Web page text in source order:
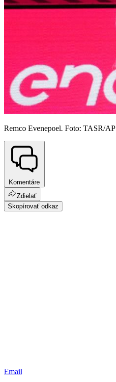
Remco Evenepoel. Foto: TASR/AP
Komentáre
Zdielať
Skopírovať odkaz
Email